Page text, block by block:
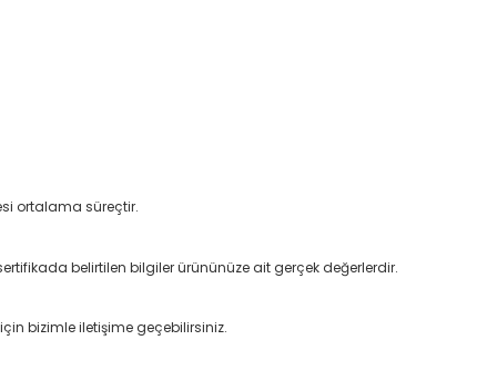
ortalama süreçtir.
belirtilen bilgiler ürününüze ait gerçek değerlerdir.
bizimle iletişime geçebilirsiniz.